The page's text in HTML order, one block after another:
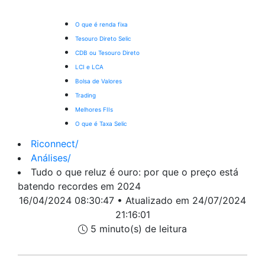
O que é renda fixa
Tesouro Direto Selic
CDB ou Tesouro Direto
LCI e LCA
Bolsa de Valores
Trading
Melhores FIIs
O que é Taxa Selic
Riconnect/
Análises/
Tudo o que reluz é ouro: por que o preço está
batendo recordes em 2024
16/04/2024 08:30:47 • Atualizado em 24/07/2024
21:16:01
5 minuto(s) de leitura